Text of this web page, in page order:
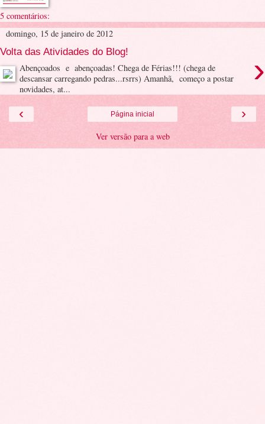
5 comentários:
domingo, 15 de janeiro de 2012
Volta das Atividades do Blog! ›
Abençoados e abençoadas! Chega de Férias!!! (chega de
descansar carregando pedras...rsrrs) Amanhã, começo a postar
novidades, at...
‹ ›
Página inicial
Ver versão para a web